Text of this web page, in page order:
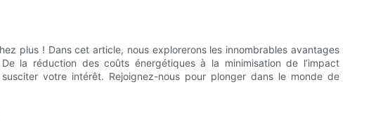
plus ! Dans cet article, nous explorerons les innombrables avantages
la réduction des coûts énergétiques à la minimisation de l’impact
votre intérêt. Rejoignez-nous pour plonger dans le monde de